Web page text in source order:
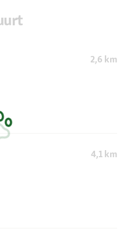
Farm, Julius K9, Juwel,
Moments , More,
Nature, Royal Canin,
Smoofl, Sureflap,
Vitakraft , Viyo, Whiskas,
2,6 km
4,1 km